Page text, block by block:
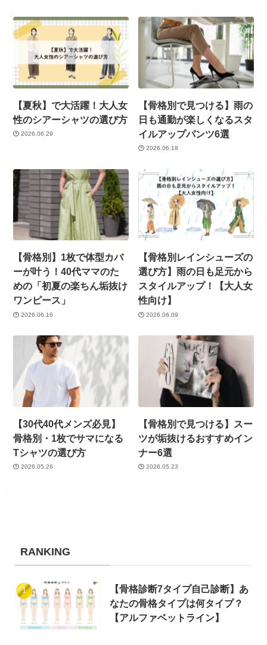
【夏秋】で大活躍！大人女
性のシアーシャツの選び方
2026.06.29
【骨格別で見つける】雨の
日も通勤が楽しくなるスタ
イルアップパンツ6選
2026.06.18
【骨格別】1枚で体型カバ
ーが叶う！40代ママのた
めの「初夏の楽ちん垢抜け
ワンピース」
2026.06.16
【骨格別レインシューズの
選び方】雨の日も足元から
スタイルアップ！【大人女
性向け】
2026.06.09
【30代40代メンズ必見】
骨格別・1枚でサマになる
Tシャツの選び方
2026.05.26
【骨格別で見つける】スー
ツが垢抜けるおすすめイン
ナー6選
2026.05.23
RANKING
【骨格診断7タイプ自己診断】あ
なたの骨格タイプは何タイプ？
【アルファベットライン】